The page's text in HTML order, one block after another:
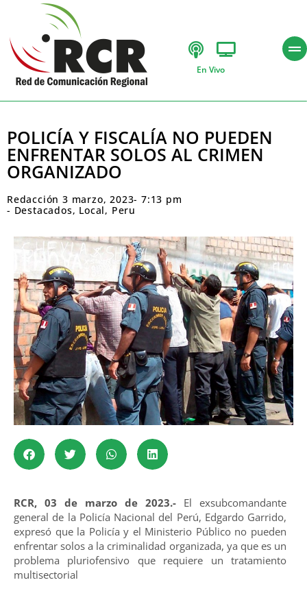
En Vivo
POLICÍA Y FISCALÍA NO PUEDEN
ENFRENTAR SOLOS AL CRIMEN
ORGANIZADO
Redacción 3 marzo, 2023- 7:13 pm
- Destacados, Local, Peru
RCR, 03 de marzo de 2023.- El exsubcomandante
general de la Policía Nacional del Perú, Edgardo Garrido,
expresó que la Policía y el Ministerio Público no pueden
enfrentar solos a la criminalidad organizada, ya que es un
problema pluriofensivo que requiere un tratamiento
multisectorial